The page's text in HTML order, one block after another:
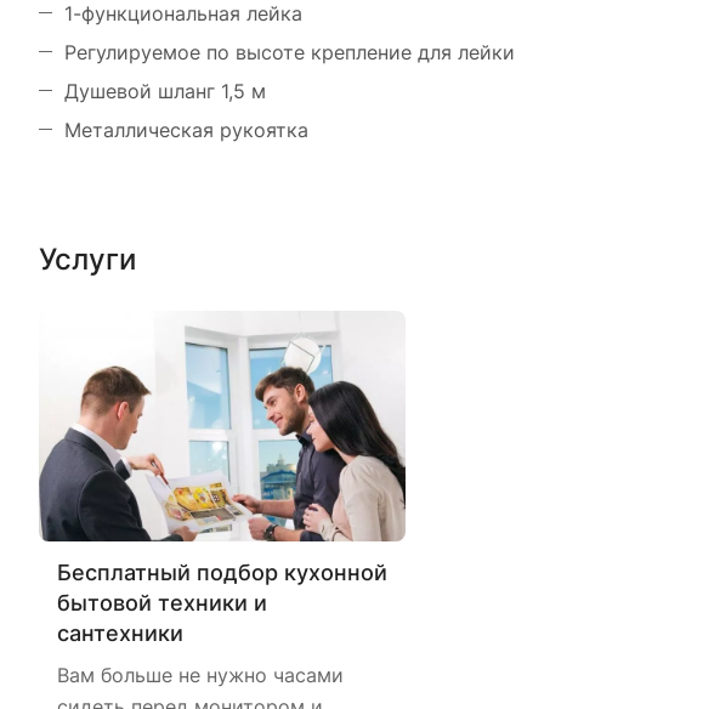
1-функциональная лейка
Регулируемое по высоте крепление для лейки
Душевой шланг 1,5 м
Металлическая рукоятка
Услуги
Бесплатный подбор кухонной
бытовой техники и
сантехники
Вам больше не нужно часами